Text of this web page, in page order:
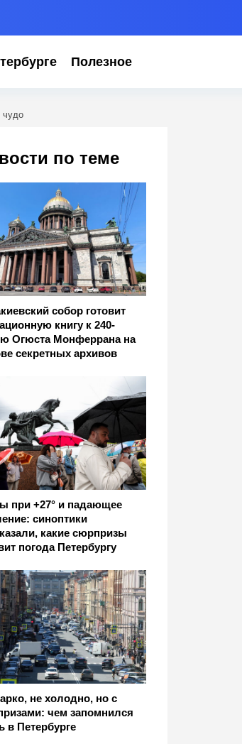
Полезное
чудо
по теме
собор готовит
книгу к 240-
Огюста Монферрана на
секретных архивов
при +27° и падающее
синоптики
какие сюрпризы
погода Петербургу
не холодно, но с
чем запомнился
в Петербурге